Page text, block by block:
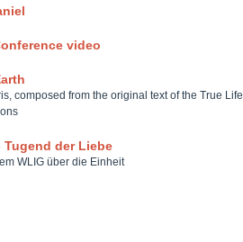
video
composed from the original text of the True Life
Tugend der Liebe
WLIG über die Einheit